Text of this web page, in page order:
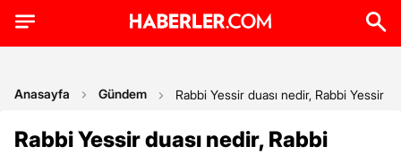
Anasayfa Gündem Rabbi Yessir duası nedir, Rabbi Yessir
Rabbi Yessir duası nedir, Rabbi